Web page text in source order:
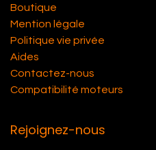
Boutique
Mention légale
Politique vie privée
Aides
Contactez-nous
Compatibilité moteurs
Rejoignez-nous